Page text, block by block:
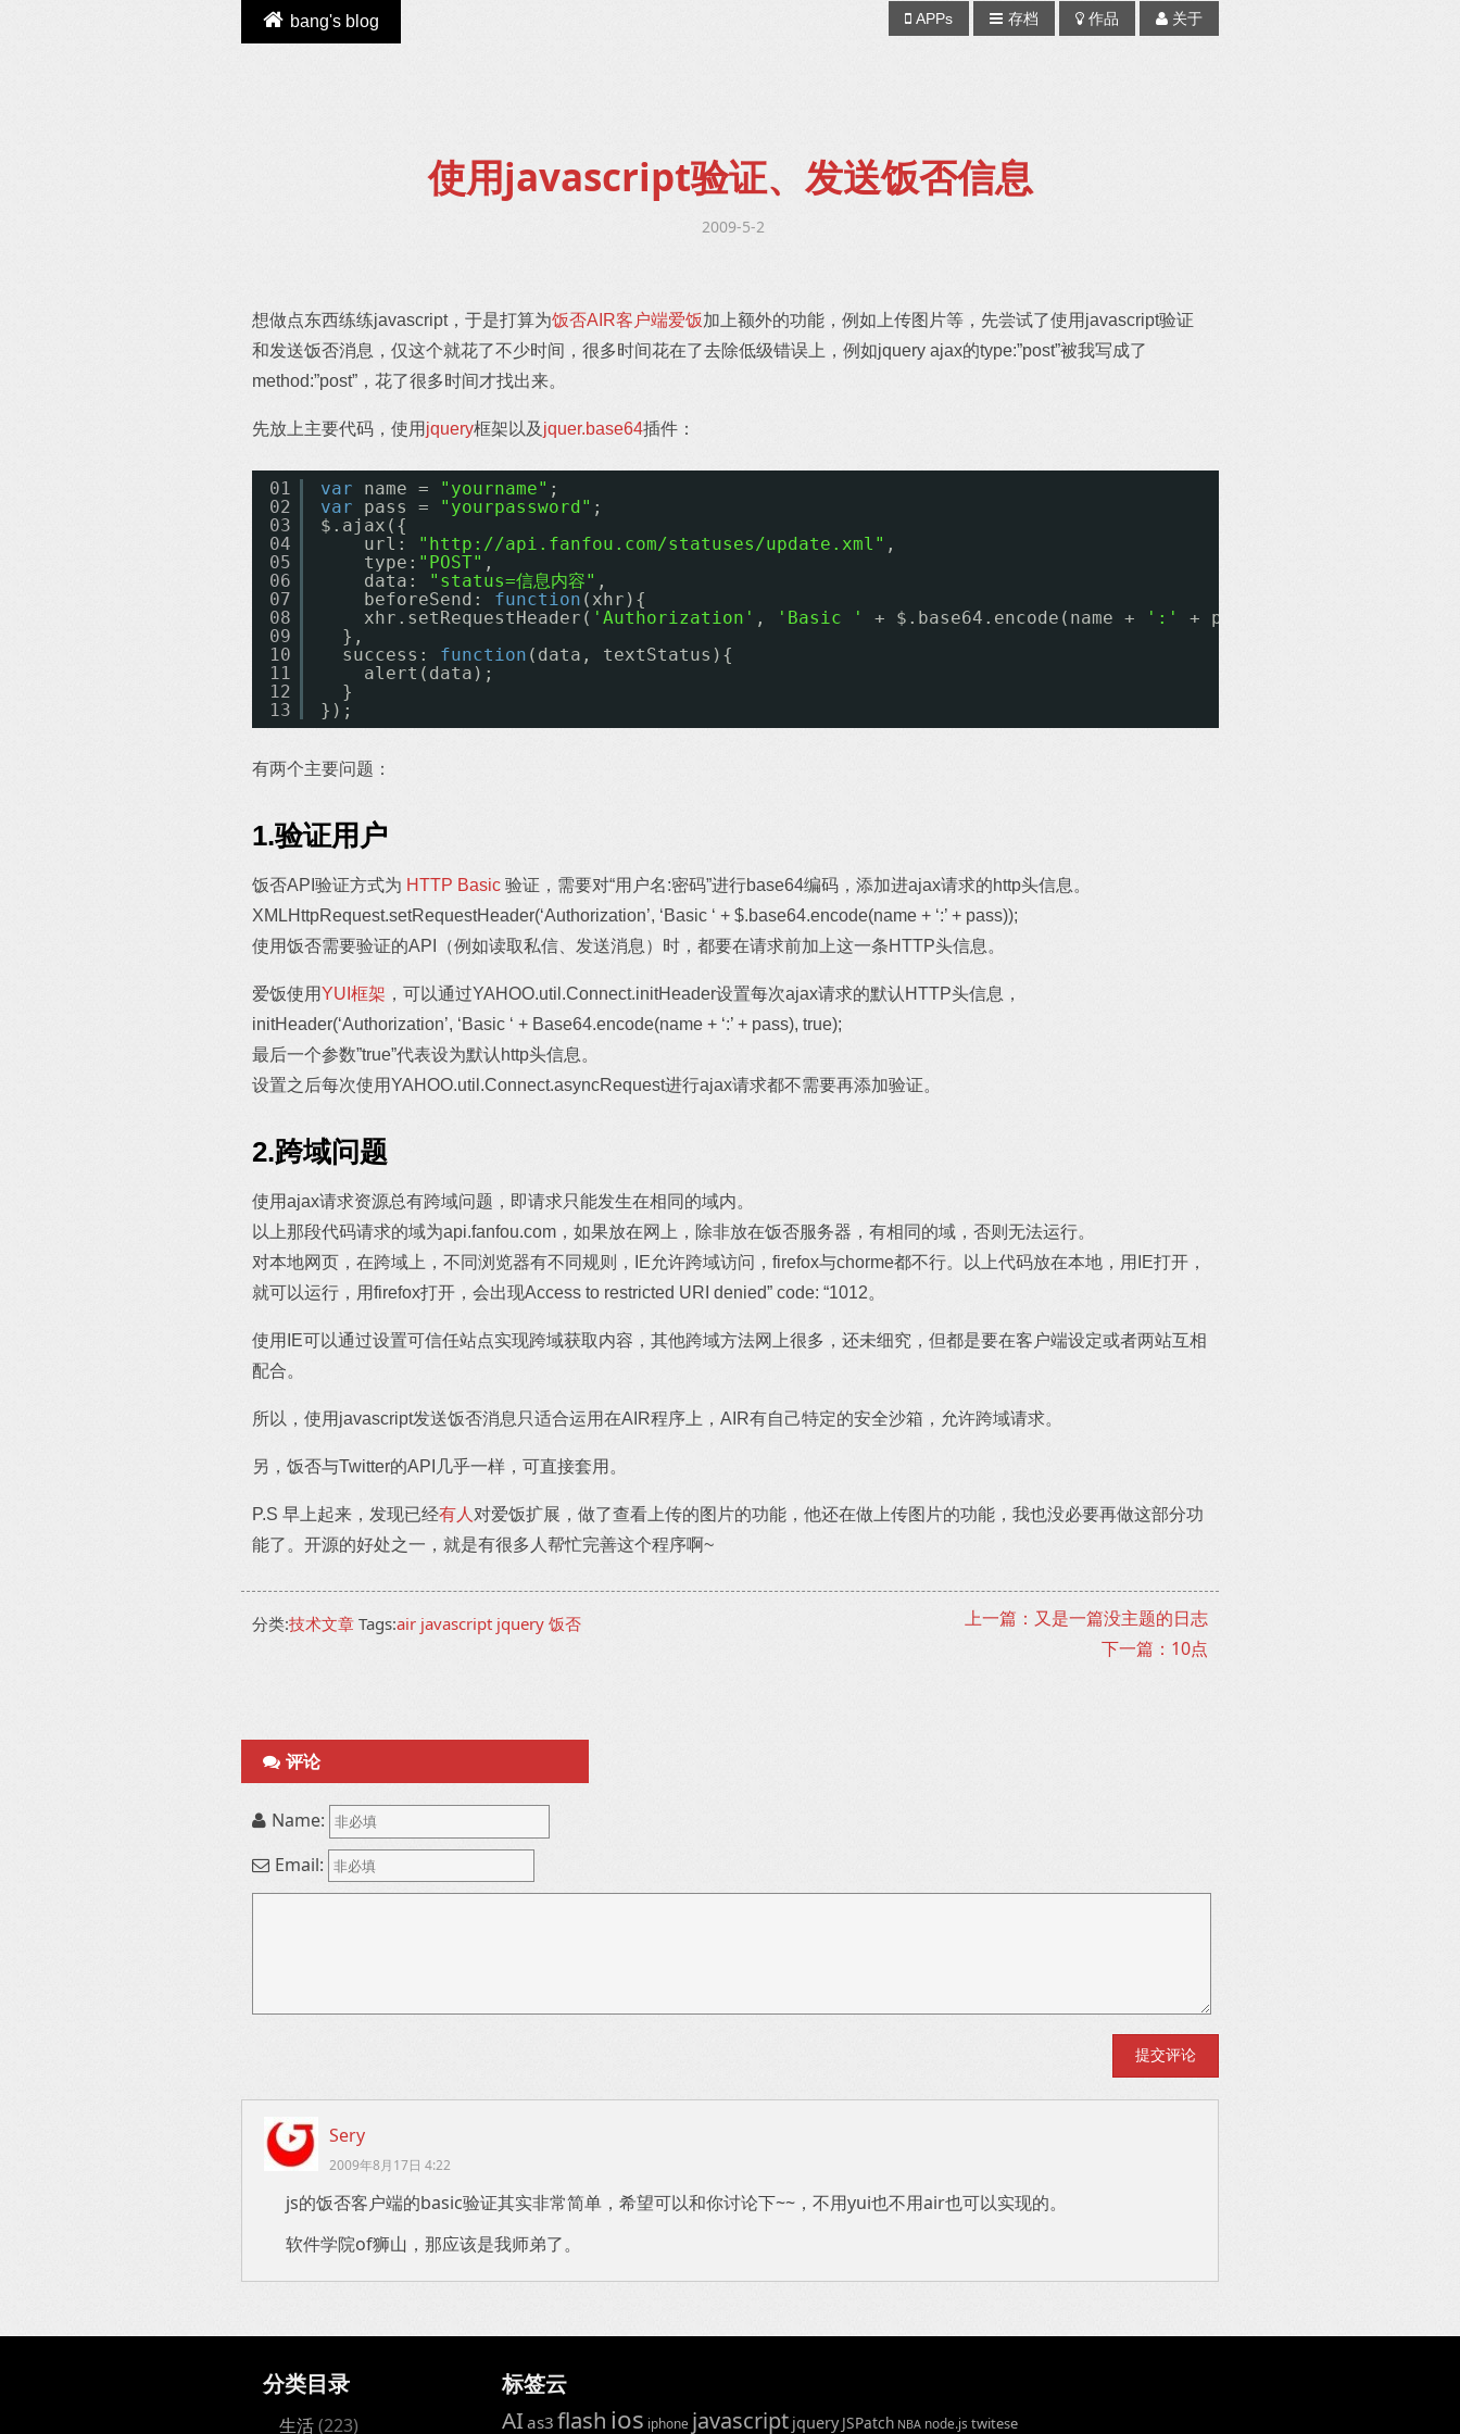
bang's blog APPs 存档 作品 关于
使用javascript验证、发送饭否信息
2009-5-2
想做点东西练练javascript，于是打算为饭否AIR客户端爱饭加上额外的功能，例如上传图片等，先尝试了使用javascript验证
和发送饭否消息，仅这个就花了不少时间，很多时间花在了去除低级错误上，例如jquery ajax的type:”post”被我写成了
method:”post”，花了很多时间才找出来。
先放上主要代码，使用 jquery框架以及 jquer.base64插件：
01
02
03
04
05
06
07
08
09
10
11
12
13
var name = "yourname" ;
var
pass = "yourpassword" ;
$.ajax({
url:
" http://api.fanfou.com/statuses/update.xml " ,
type: "POST" ,
data:
"status=信息内容" ,
beforeSend: function (xhr){
xhr.setRequestHeader( 'Authorization' , 'Basic ' + $.base64.encode(name + ':'
+ pass));
},
success: function (data, textStatus){
alert(data);
}
});
有两个主要问题：
1.验证用户
饭否API验证方式为 HTTP Basic 验证，需要对“用户名:密码”进行base64编码，添加进ajax请求的http头信息。
XMLHttpRequest.setRequestHeader(‘Authorization’, ‘Basic ‘ + $.base64.encode(name + ‘:’ + pass));
使用饭否需要验证的API（例如读取私信、发送消息）时，都要在请求前加上这一条HTTP头信息。
爱饭使用YUI框架 ，可以通过YAHOO.util.Connect.initHeader设置每次ajax请求的默认HTTP头信息，
initHeader(‘Authorization’, ‘Basic ‘ + Base64.encode(name + ‘:’ + pass), true);
最后一个参数”true”代表设为默认http头信息。
设置之后每次使用YAHOO.util.Connect.asyncRequest进行ajax请求都不需要再添加验证。
2.跨域问题
使用ajax请求资源总有跨域问题，即请求只能发生在相同的域内。
以上那段代码请求的域为api.fanfou.com，如果放在网上，除非放在饭否服务器，有相同的域，否则无法运行。
对本地网页，在跨域上，不同浏览器有不同规则，IE允许跨域访问，firefox与chorme都不行。以上代码放在本地，用IE打开，
就可以运行，用firefox打开，会出现Access to restricted URI denied” code: “1012。
使用IE可以通过设置可信任站点实现跨域获取内容，其他跨域方法网上很多，还未细究，但都是要在客户端设定或者两站互相
配合。
所以，使用javascript发送饭否消息只适合运用在AIR程序上，AIR有自己特定的安全沙箱，允许跨域请求。
另，饭否与Twitter的API几乎一样，可直接套用。
P.S 早上起来，发现已经有人 对爱饭扩展，做了查看上传的图片的功能，他还在做上传图片的功能，我也没必要再做这部分功
能了。开源的好处之一，就是有很多人帮忙完善这个程序啊~
分类:技术文章 Tags:air javascript jquery 饭否
上一篇：又是一篇没主题的日志
下一篇：10点
评论
Name:
Email:
Sery
2009年8月17日 4:22
js的饭否客户端的basic验证其实非常简单，希望可以和你讨论下~~，不用yui也不用air也可以实现的。
软件学院of狮山，那应该是我师弟了。
分类目录
生活(223)
标签云
AIas3 flash ios iphone javascript jquery JSPatch NBA node.js twitese